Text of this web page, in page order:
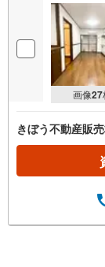
画像27
きぼう不動産販